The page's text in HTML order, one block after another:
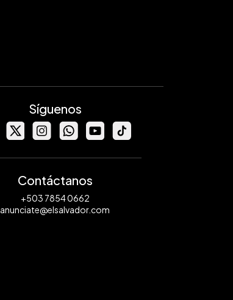
Síguenos
Contáctanos
+503 7854 0662
anunciate@elsalvador.com